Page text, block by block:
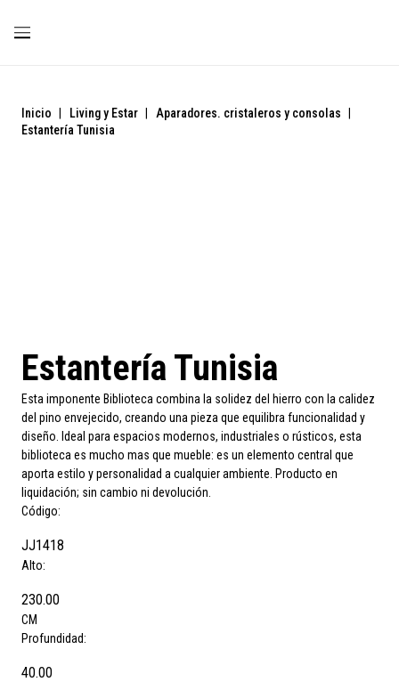
Inicio Living y Estar Aparadores. cristaleros y consolas
Estantería Tunisia
Estantería Tunisia
Esta imponente Biblioteca combina la solidez del hierro con la calidez
del pino envejecido, creando una pieza que equilibra funcionalidad y
diseño. Ideal para espacios modernos, industriales o rústicos, esta
biblioteca es mucho mas que mueble: es un elemento central que
aporta estilo y personalidad a cualquier ambiente. Producto en
liquidación; sin cambio ni devolución.
Código:
JJ1418
Alto:
230.00
CM
Profundidad:
40.00